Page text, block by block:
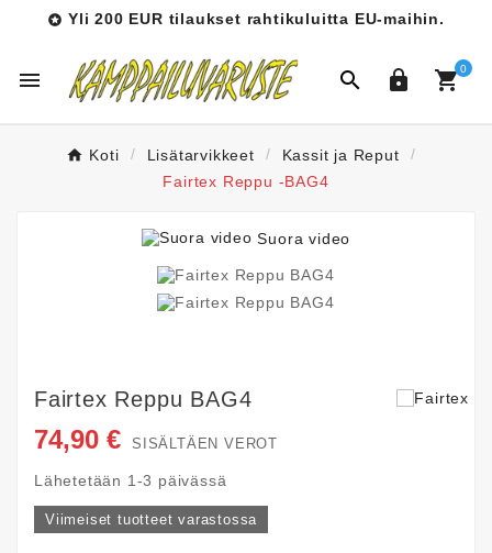
 Yli 200 EUR tilaukset rahtikuluitta EU-maihin.
   0
Koti Lisätarvikkeet
Kassit ja Reput
Fairtex Reppu -BAG4
Suora video
Fairtex Reppu BAG4
74,90 € SISÄLTÄEN VEROT
Lähetetään 1-3 päivässä
Viimeiset tuotteet varastossa